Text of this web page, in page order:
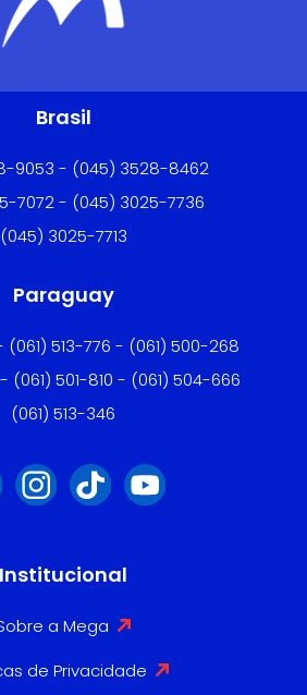
Brasil
9053 - (045) 3528-8462
7072 - (045) 3025-7736
(045) 3025-7713
Paraguay
(061) 513-776 - (061) 500-268
(061) 501-810 - (061) 504-666
(061) 513-346
Institucional
a Mega
de Privacidade